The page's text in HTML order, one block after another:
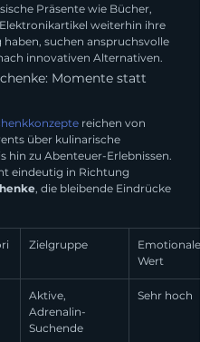
Präsente wie Bücher,
weiterhin ihre
suchen anspruchsvolle
innovativen Alternativen.
Momente statt
reichen von
über kulinarische
hin zu Abenteuer-Erlebnissen.
eindeutig in Richtung
, die bleibende Eindrücke
Zielgruppe
Wert
Aktive,
Adrenalin-
Suchende
Sehr hoch